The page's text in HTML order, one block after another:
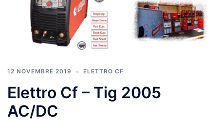
12 NOVEMBRE 2019 ELETTRO CF
Elettro Cf – Tig 2005
AC/DC